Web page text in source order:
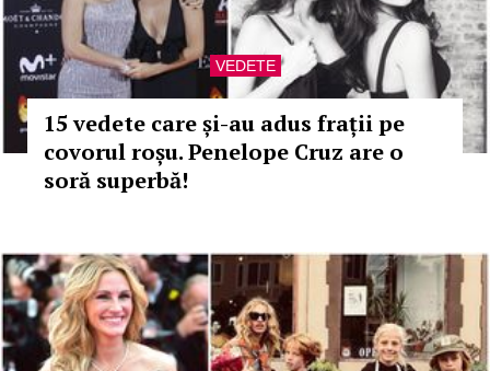
VEDETE
15 vedete care și-au adus frații pe
covorul roșu. Penelope Cruz are o
soră superbă!